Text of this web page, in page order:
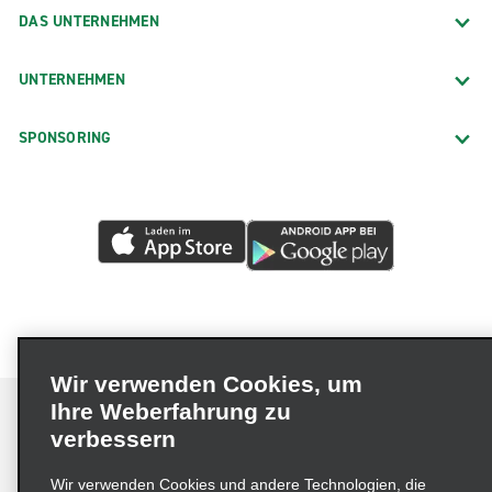
DAS UNTERNEHMEN
UNTERNEHMEN
SPONSORING
Impressum Nutzungsbedingungen Datenschutzrichtlinie
Wir verwenden Cookies, um
Ihre Weberfahrung zu
verbessern
Wir verwenden Cookies und andere Technologien, die